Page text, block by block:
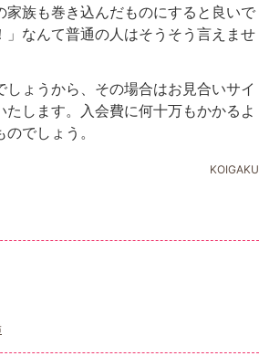
族も巻き込んだものにすると良いで
なんて普通の人はそうそう言えませ
ょうから、その場合はお見合いサイ
します。入会費に何十万もかかるよ
でしょう。
KOIGAKU